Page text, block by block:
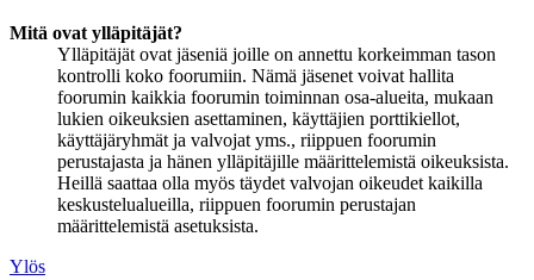
Mitä ovat ylläpitäjät?
Ylläpitäjät ovat jäseniä joille on annettu korkeimman tason
kontrolli koko foorumiin. Nämä jäsenet voivat hallita
foorumin kaikkia foorumin toiminnan osa-alueita, mukaan
lukien oikeuksien asettaminen, käyttäjien porttikiellot,
käyttäjäryhmät ja valvojat yms., riippuen foorumin
perustajasta ja hänen ylläpitäjille määrittelemistä oikeuksista.
Heillä saattaa olla myös täydet valvojan oikeudet kaikilla
keskustelualueilla, riippuen foorumin perustajan
määrittelemistä asetuksista.
Ylös